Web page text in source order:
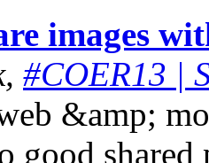
images
#COER13 |
&amp;
good